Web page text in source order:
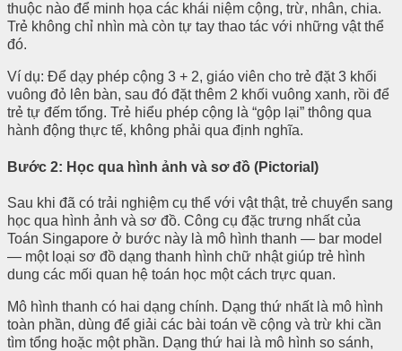
thuộc nào để minh họa các khái niệm cộng, trừ, nhân, chia.
Trẻ không chỉ nhìn mà còn tự tay thao tác với những vật thể
đó.
Ví dụ: Để dạy phép cộng 3 + 2, giáo viên cho trẻ đặt 3 khối
vuông đỏ lên bàn, sau đó đặt thêm 2 khối vuông xanh, rồi để
trẻ tự đếm tổng. Trẻ hiểu phép cộng là “gộp lại” thông qua
hành động thực tế, không phải qua định nghĩa.
Bước 2: Học qua hình ảnh và sơ đồ (Pictorial)
Sau khi đã có trải nghiệm cụ thể với vật thật, trẻ chuyển sang
học qua hình ảnh và sơ đồ. Công cụ đặc trưng nhất của
Toán Singapore ở bước này là mô hình thanh — bar model
— một loại sơ đồ dạng thanh hình chữ nhật giúp trẻ hình
dung các mối quan hệ toán học một cách trực quan.
Mô hình thanh có hai dạng chính. Dạng thứ nhất là mô hình
toàn phần, dùng để giải các bài toán về cộng và trừ khi cần
tìm tổng hoặc một phần. Dạng thứ hai là mô hình so sánh,